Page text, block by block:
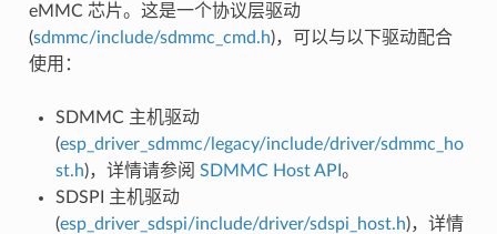
eMMC 芯片。这是一个协议层驱动
(sdmmc/include/sdmmc_cmd.h)，可以与以下驱动配合
使用：
SDMMC 主机驱动
(esp_driver_sdmmc/legacy/include/driver/sdmmc_ho
st.h)，详情请参阅 SDMMC Host API 。
SDSPI 主机驱动
(esp_driver_sdspi/include/driver/sdspi_host.h)，详情